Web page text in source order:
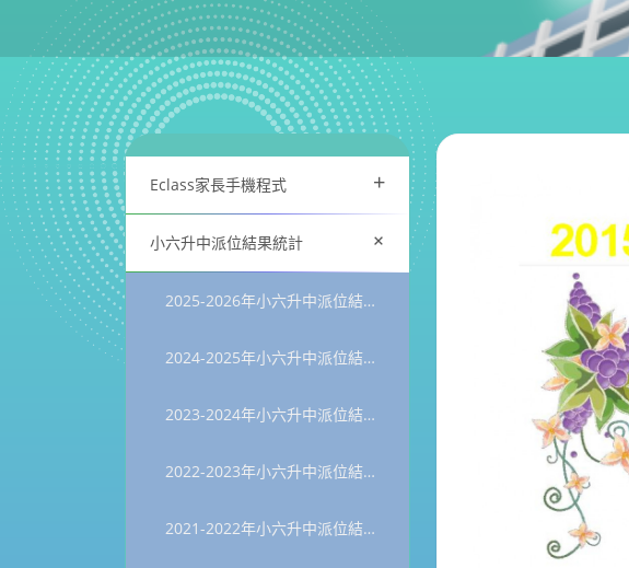
Eclass家長手機程式 +
小六升中派位結果統計 +
2025-2026年小六升中派位結果統計
2024-2025年小六升中派位結果統計
2023-2024年小六升中派位結果統計
2022-2023年小六升中派位結果統計
2021-2022年小六升中派位結果統計